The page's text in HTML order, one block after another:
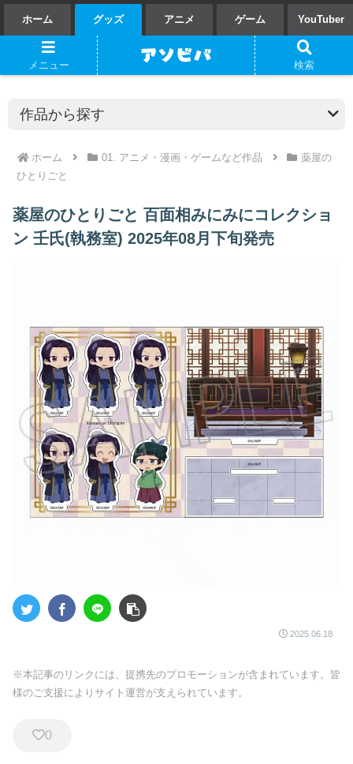
ホーム グッズ アニメ ゲーム YouTuber
ホーム 01. アニメ・漫画・ゲームなど作品
薬屋の
ひとりごと
薬屋のひとりごと 百面相みにみにコレクショ
ン 壬氏(執務室) 2025年08月下旬発売
2025.06.18
※本記事のリンクには、提携先のプロモーションが含まれています。皆
様のご支援によりサイト運営が支えられています。
0
メニュー 検索